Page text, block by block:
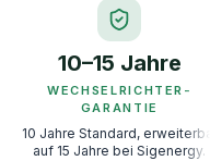
10–15 Jahre
WECHSELRICHTER-
GARANTIE
10 Jahre Standard,
auf 15 Jahre bei Sigenergy.